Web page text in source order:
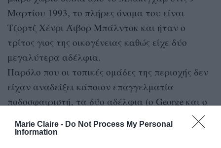
Marie Claire - Do Not Process My Personal
Information
Μαρτίου 1993, το πλήρες όνομα του είναι
Τζορτζ Χένρι Άιβορ Μπάλντοκ και ήταν ο
τρίτος γιος της οικογένειας καθώς είχε δύο
μεγαλύτερα αδέλφια.
Παρόλο που οι τοπικές ομάδες της περιοχής δεν
είχαν αναδείξει κάποιον επαγγελματία
ποδοσφαιριστή, τα δύο αδέλφια (ο George και ο
Sam) βρέθηκαν στις ομάδες νέων της Μίλτον
Κέινς Ντονς.